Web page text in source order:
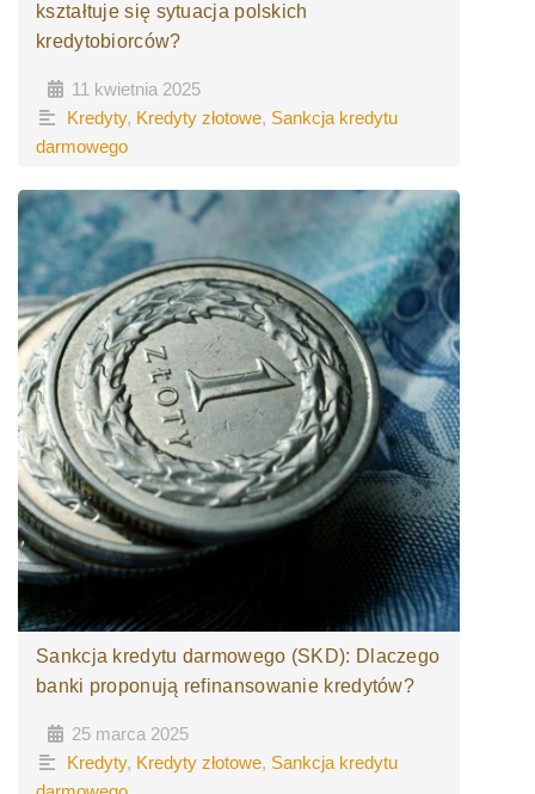
kształtuje się sytuacja polskich
kredytobiorców?
11 kwietnia 2025
Kredyty, Kredyty złotowe, Sankcja kredytu
darmowego
Sankcja kredytu darmowego (SKD): Dlaczego
banki proponują refinansowanie kredytów?
25 marca 2025
Kredyty, Kredyty złotowe, Sankcja kredytu